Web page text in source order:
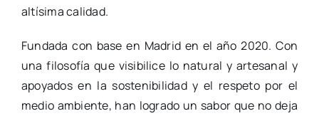
altísima calidad.
Fundada con base en Madrid en el año 2020. Con
una filosofía que visibilice lo natural y artesanal y
apoyados en la sostenibilidad y el respeto por el
medio ambiente, han logrado un sabor que no deja